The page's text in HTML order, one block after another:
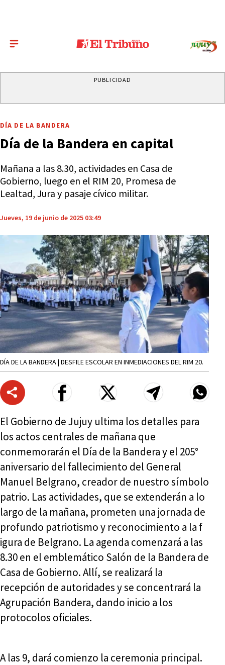
PUBLICIDAD
DÍA DE LA BANDERA
Día de la Bandera en capital
Mañana a las 8.30, actividades en Casa de
Gobierno, luego en el RIM 20, Promesa de
Lealtad, Jura y pasaje cívico militar.
Jueves, 19 de junio de 2025 03:49
DÍA DE LA BANDERA | DESFILE ESCOLAR EN INMEDIACIONES DEL RIM 20.
El Gobierno de Jujuy ultima los detalles para
los actos centrales de mañana que
conmemorarán el Día de la Bandera y el 205°
aniversario del fallecimiento del General
Manuel Belgrano, creador de nuestro símbolo
patrio. Las actividades, que se extenderán a lo
largo de la mañana, prometen una jornada de
profundo patriotismo y reconocimiento a la f
igura de Belgrano. La agenda comenzará a las
8.30 en el emblemático Salón de la Bandera de
Casa de Gobierno. Allí, se realizará la
recepción de autoridades y se concentrará la
Agrupación Bandera, dando inicio a los
protocolos oficiales.
A las 9, dará comienzo la ceremonia principal.